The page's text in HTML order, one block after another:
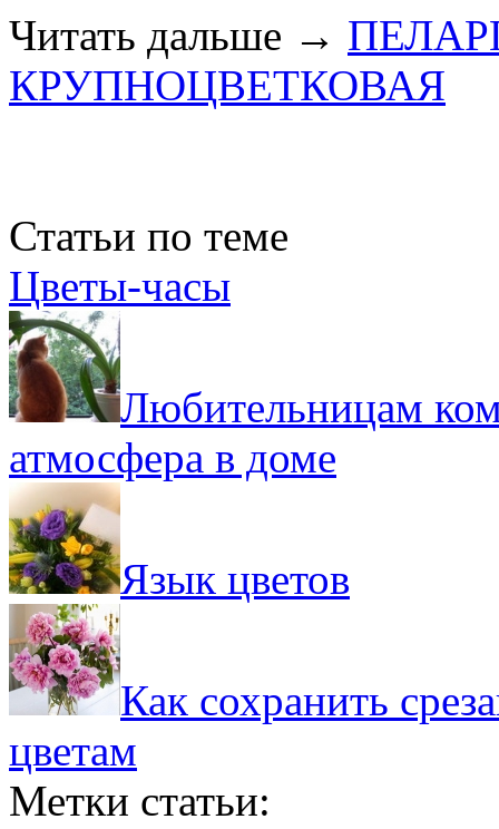
Читать дальше →
КРУПНОЦВЕТКОВАЯ
Статьи по теме
Цветы-часы
Любительницам
атмосфера в доме
Язык цветов
Как сохранить
цветам
Метки статьи: